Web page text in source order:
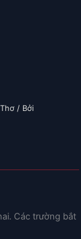
/ Bởi
Các trường bắt